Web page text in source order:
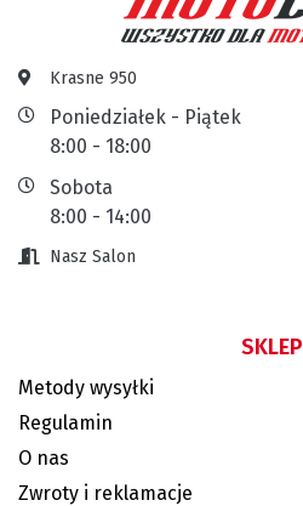
Krasne 950
Poniedziałek - Piątek
8:00 - 18:00
Sobota
8:00 - 14:00
Nasz Salon
SKLEP
Metody wysyłki
Regulamin
O nas
Zwroty i reklamacje